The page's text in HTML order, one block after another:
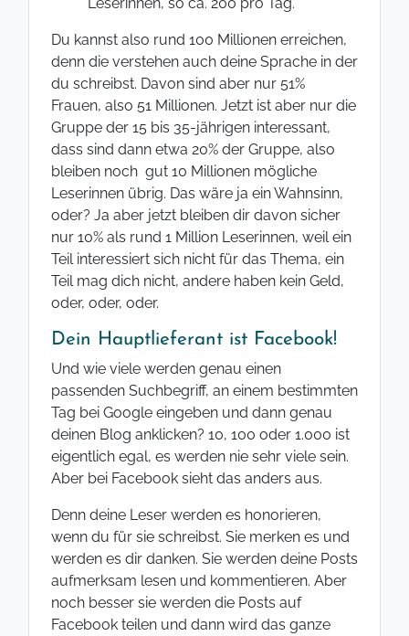
Du kannst also rund 100 Millionen erreichen,
denn die verstehen auch deine Sprache in der
du schreibst. Davon sind aber nur 51%
Frauen, also 51 Millionen. Jetzt ist aber nur die
Gruppe der 15 bis 35-jährigen interessant,
dass sind dann etwa 20% der Gruppe, also
bleiben noch gut 10 Millionen mögliche
Leserinnen übrig. Das wäre ja ein Wahnsinn,
oder? Ja aber jetzt bleiben dir davon sicher
nur 10% als rund 1 Million Leserinnen, weil ein
Teil interessiert sich nicht für das Thema, ein
Teil mag dich nicht, andere haben kein Geld,
oder, oder, oder.
Dein Hauptlieferant ist Facebook!
Und wie viele werden genau einen
passenden Suchbegriff, an einem bestimmten
Tag bei Google eingeben und dann genau
deinen Blog anklicken? 10, 100 oder 1.000 ist
eigentlich egal, es werden nie sehr viele sein.
Aber bei Facebook sieht das anders aus.
Denn deine Leser werden es honorieren,
wenn du für sie schreibst. Sie merken es und
werden es dir danken. Sie werden deine Posts
aufmerksam lesen und kommentieren. Aber
noch besser sie werden die Posts auf
Facebook teilen und dann wird das ganze